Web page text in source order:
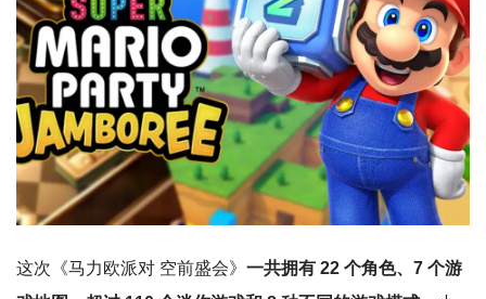
这次《马力欧派对 空前盛会》 一共拥有 22 个角色、7 个游